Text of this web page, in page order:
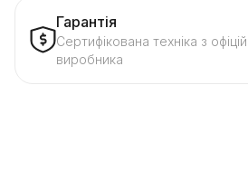
Гарантія
Сертифікована техніка з
виробника